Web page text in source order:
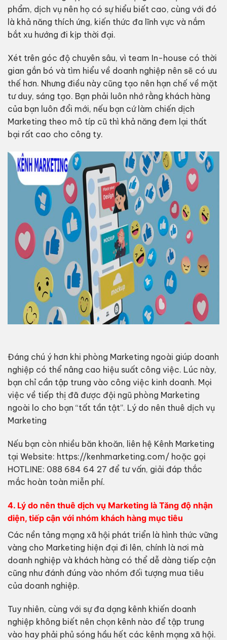
phẩm, dịch vụ nên họ có sự hiểu biết cao, cùng với đó
là khả năng thích ứng, kiến thức đa lĩnh vực và nắm
bắt xu hướng đi kịp thời đại.
Xét trên góc độ chuyên sâu, vì team In-house có thời
gian gắn bó và tìm hiểu về doanh nghiệp nên sẽ có ưu
thế hơn. Nhưng điều này cũng tạo nên hạn chế về mặt
tư duy, sáng tạo. Bạn phải luôn nhớ rằng khách hàng
của bạn luôn đổi mới, nếu bạn cứ làm chiến dịch
Marketing theo mô típ cũ thì khả năng đem lại thất
bại rất cao cho công ty.
Đáng chú ý hơn khi phòng Marketing ngoài giúp doanh
nghiệp có thể nâng cao hiệu suất công việc. Lúc này,
bạn chỉ cần tập trung vào công việc kinh doanh. Mọi
việc về tiếp thị đã được đội ngũ phòng Marketing
ngoài lo cho bạn “tất tần tật”. Lý do nên thuê dịch vụ
Marketing
Nếu bạn còn nhiều băn khoăn, liên hệ Kênh Marketing
tại Website: https://kenhmarketing.com/ hoặc gọi
HOTLINE: 088 684 64 27 để tư vấn, giải đáp thắc
mắc hoàn toàn miễn phí.
4. Lý do nên thuê dịch vụ Marketing là Tăng độ nhận
diện, tiếp cận với nhóm khách hàng mục tiêu
Các nền tảng mạng xã hội phát triển là hình thức vững
vàng cho Marketing hiện đại đi lên, chính là nơi mà
doanh nghiệp và khách hàng có thể dễ dàng tiếp cận
cũng như đánh đúng vào nhóm đối tượng mua tiêu
của doanh nghiệp.
Tuy nhiên, cùng với sự đa dạng kênh khiến doanh
nghiệp không biết nên chọn kênh nào để tập trung
vào hay phải phủ sóng hầu hết các kênh mạng xã hội.